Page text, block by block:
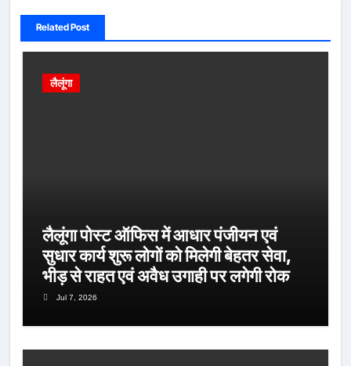
Related Post
लैलूंगा
लैलूंगा पोस्ट ऑफिस में आधार पंजीयन एवं
सुधार कार्य शुरू लोगों को मिलेगी बेहतर सेवा,
भीड़ से राहत एवं अवैध उगाही पर लगेगी रोक
Jul 7, 2026